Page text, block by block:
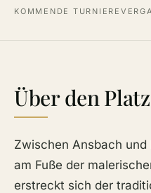
KOMMENDE TURNIERE
Über den Platz
Zwischen Ansbach und
am Fuße der
erstreckt sich der